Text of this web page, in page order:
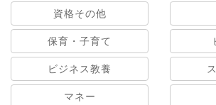
資格その他
保育・子育て
ビジネス教養
マネー